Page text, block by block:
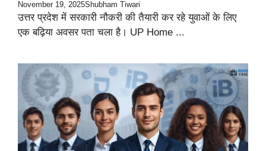
November 19, 2025Shubham Tiwari
उत्तर प्रदेश में सरकारी नौकरी की तैयारी कर रहे युवाओं के लिए
एक बढ़िया अवसर पता चला है। UP Home ...